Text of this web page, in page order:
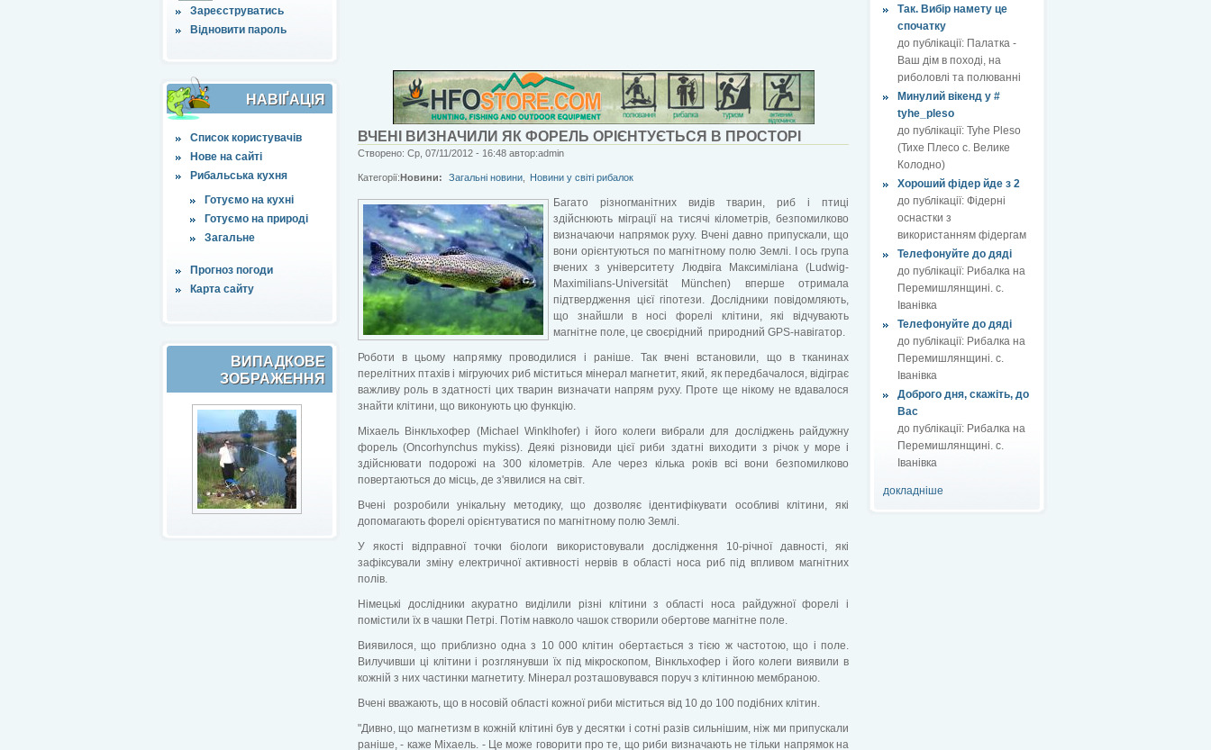
Зареєструватись
Відновити пароль
НАВІҐАЦІЯ
Список користувачів
Нове на сайті
Рибальська кухня
Готуємо на кухні
Готуємо на природі
Загальне
Прогноз погоди
Карта сайту
ВИПАДКОВЕ
ЗОБРАЖЕННЯ
Так. Вибір намету це
спочатку
до публікації: Палатка -
Ваш дім в поході, на
риболовлі та полюванні
Минулий вікенд у #
tyhe_pleso
до публікації: Tyhe Pleso
(Тихе Плесо с. Велике
Колодно)
Хороший фідер йде з 2
до публікації: Фідерні
оснастки з
використанням фідергам
Телефонуйте до дяді
до публікації: Рибалка на
Перемишлянщині. с.
Іванівка
Телефонуйте до дяді
до публікації: Рибалка на
Перемишлянщині. с.
Іванівка
Доброго дня, скажіть, до
Вас
до публікації: Рибалка на
Перемишлянщині. с.
Іванівка
докладніше
ВЧЕНІ ВИЗНАЧИЛИ ЯК ФОРЕЛЬ ОРІЄНТУЄТЬСЯ В ПРОСТОРІ
Створено: Ср, 07/11/2012 - 16:48 автор:admin
Категорії:Новини: Загальні новини Новини у світі рибалок
Багато різногманітних видів тварин, риб і птиці
здійснюють міграції на тисячі кілометрів, безпомилково
визначаючи напрямок руху. Вчені давно припускали, що
вони орієнтуються по магнітному полю Землі. І ось група
вчених з університету Людвіга Максиміліана (Ludwig-
Maximilians-Universität München) вперше отримала
підтвердження цієї гіпотези. Дослідники повідомляють,
що знайшли в носі форелі клітини, які відчувають
магнітне поле, це своєрідний природний GPS-навігатор.
Роботи в цьому напрямку проводилися і раніше. Так вчені встановили, що в тканинах
перелітних птахів і мігруючих риб міститься мінерал магнетит, який, як передбачалося, відіграє
важливу роль в здатності цих тварин визначати напрям руху. Проте ще нікому не вдавалося
знайти клітини, що виконують цю функцію.
Міхаель Вінкльхофер (Michael Winklhofer) і його колеги вибрали для досліджень райдужну
форель (Oncorhynchus mykiss). Деякі різновиди цієї риби здатні виходити з річок у море і
здійснювати подорожі на 300 кілометрів. Але через кілька років всі вони безпомилково
повертаються до місць, де з'явилися на світ.
Вчені розробили унікальну методику, що дозволяє ідентифікувати особливі клітини, які
допомагають форелі орієнтуватися по магнітному полю Землі.
У якості відправної точки біологи використовували дослідження 10-річної давності, які
зафіксували зміну електричної активності нервів в області носа риб під впливом магнітних
полів.
Німецькі дослідники акуратно виділили різні клітини з області носа райдужної форелі і
помістили їх в чашки Петрі. Потім навколо чашок створили обертове магнітне поле.
Виявилося, що приблизно одна з 10 000 клітин обертається з тією ж частотою, що і поле.
Вилучивши ці клітини і розглянувши їх під мікроскопом, Вінкльхофер і його колеги виявили в
кожній з них частинки магнетиту. Мінерал розташовувався поруч з клітинною мембраною.
Вчені вважають, що в носовій області кожної риби міститься від 10 до 100 подібних клітин.
"Дивно, що магнетизм в кожній клітині був у десятки і сотні разів сильнішим, ніж ми припускали
раніше, - каже Міхаель. - Це може говорити про те, що риби визначають не тільки напрямок на